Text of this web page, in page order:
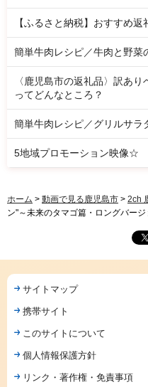
【ふるさと納税】おすすめ
簡単牛肉レシピ／牛肉と野菜
〈鹿児島市の返礼品〉訳あ
ってどんなところ？
簡単牛肉レシピ／グリルサラ
5地域プロモーション映像☆
ホーム > 動画で見る鹿児島市 > 2ch
ン"～未来のタマゴ篇・ロングバージ
サイトマップ
携帯サイト
このサイトについて
個人情報保護方針
リンク・著作権・免責事項